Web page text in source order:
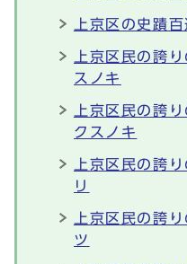
上京区の史蹟
上京区民の誇
スノキ
上京区民の誇
クスノキ
上京区民の誇
リ
上京区民の誇
ツ